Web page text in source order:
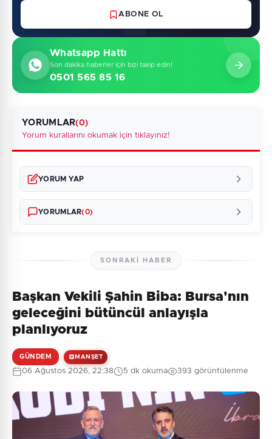
ABONE OL
Whatsapp Hattı
Son dakika haberler için bizi takip edin!
0501 565 85 16
YORUMLAR(0)
Yorum kurallarını okumak için tıklayınız!
YORUM YAP
Güvenlik Sorusu:
1 + 9 = ?
YORUMLAR(0)
Henüz yorum yapılmamış. İlk yorumu siz yapın!
SONRAKI HABER
Başkan Vekili Şahin Biba: Bursa'nın
geleceğini bütüncül anlayışla
planlıyoruz
GÜNDEM MANŞET
06 Ağustos 2026, 22:38 5 dk okuma 393 görüntülenme